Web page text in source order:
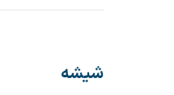
شیشه